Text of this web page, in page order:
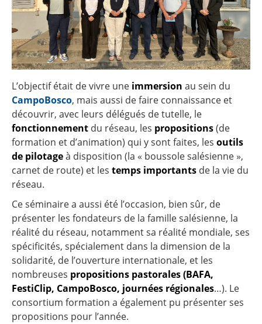
L’objectif était de vivre une immersion au sein du
CampoBosco, mais aussi de faire connaissance et
découvrir, avec leurs délégués de tutelle, le
fonctionnement du réseau, les propositions(de
formation et d’animation) qui y sont faites, les outils
de pilotageà disposition (la « boussole salésienne »,
carnet de route) et les temps importants de la vie du
réseau.
Ce séminaire a aussi été l’occasion, bien sûr, de
présenter les fondateurs de la famille salésienne, la
réalité du réseau, notamment sa réalité mondiale, ses
spécificités, spécialement dans la dimension de la
solidarité, de l’ouverture internationale, et les
nombreuses propositions pastorales (BAFA,
FestiClip, CampoBosco, journées régionales…). Le
consortium formation a également pu présenter ses
propositions pour l’année.